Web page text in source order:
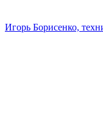
Игорь Борисенко,